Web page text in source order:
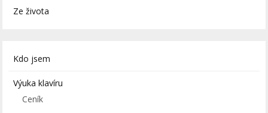
Ze života
Kdo jsem
Výuka klavíru
Ceník